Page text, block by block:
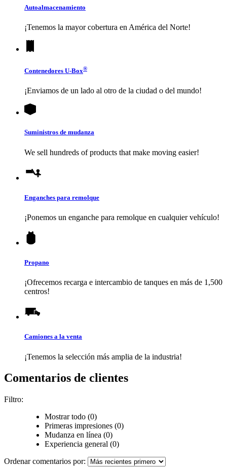
Autoalmacenamiento
¡Tenemos la mayor cobertura en América del Norte!
Contenedores U-Box®
¡Enviamos de un lado al otro de la ciudad o del mundo!
Suministros de mudanza
We sell hundreds of products that make moving easier!
Enganches para remolque
¡Ponemos un enganche para remolque en cualquier vehículo!
Propano
¡Ofrecemos recarga e intercambio de tanques en más de 1,500
centros!
Camiones a la venta
¡Tenemos la selección más amplia de la industria!
Comentarios de clientes
Filtro:
Mostrar todo (0)
Primeras impresiones (0)
Mudanza en línea (0)
Experiencia general (0)
Ordenar comentarios por: